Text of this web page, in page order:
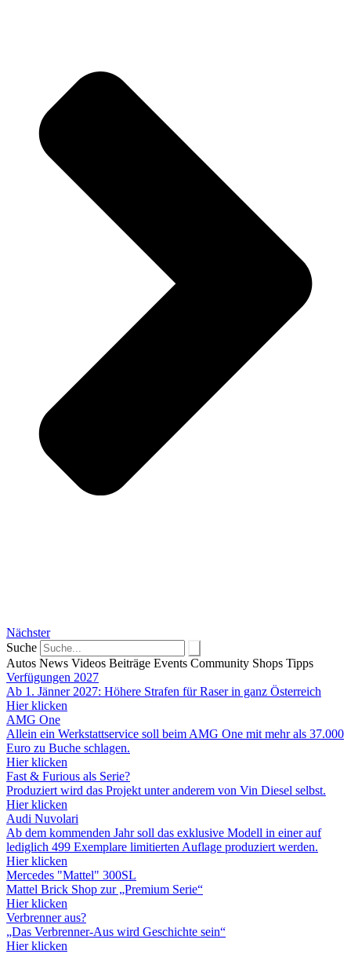
Nächster
Suche
Autos News Videos Beiträge Events Community Shops Tipps
Verfügungen 2027
Ab 1. Jänner 2027: Höhere Strafen für Raser in ganz Österreich
Hier klicken
AMG One
Allein ein Werkstattservice soll beim AMG One mit mehr als 37.000
Euro zu Buche schlagen.
Hier klicken
Fast & Furious als Serie?
Produziert wird das Projekt unter anderem von Vin Diesel selbst.
Hier klicken
Audi Nuvolari
Ab dem kommenden Jahr soll das exklusive Modell in einer auf
lediglich 499 Exemplare limitierten Auflage produziert werden.
Hier klicken
Mercedes "Mattel" 300SL
Mattel Brick Shop zur „Premium Serie“
Hier klicken
Verbrenner aus?
„Das Verbrenner-Aus wird Geschichte sein“
Hier klicken